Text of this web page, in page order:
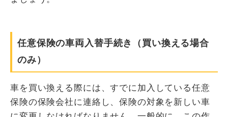
任意保険の車両入替手続き（買い換える場合
のみ）
車を買い換える際には、すでに加入している任意
保険の保険会社に連絡し、保険の対象を新しい車